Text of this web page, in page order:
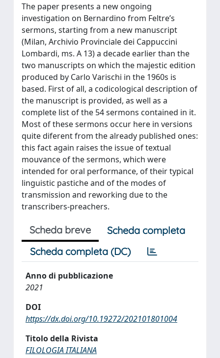
The paper presents a new ongoing
investigation on Bernardino from Feltre’s
sermons, starting from a new manuscript
(Milan, Archivio Provinciale dei Cappuccini
Lombardi, ms. A 13) a decade earlier than the
two manuscripts on which the majestic edition
produced by Carlo Varischi in the 1960s is
based. First of all, a codicological description of
the manuscript is provided, as well as a
complete list of the 54 sermons contained in it.
Most of these sermons occur here in versions
quite diferent from the already published ones:
this fact again raises the issue of textual
mouvance of the sermons, which were
intended for oral performance, of their typical
linguistic pastiche and of the modes of
transmission and reworking due to the
transcribers-preachers.
Scheda breve
Scheda completa
Scheda completa (DC)
Anno di pubblicazione
2021
DOI
https://dx.doi.org/10.19272/202101801004
Titolo della Rivista
FILOLOGIA ITALIANA